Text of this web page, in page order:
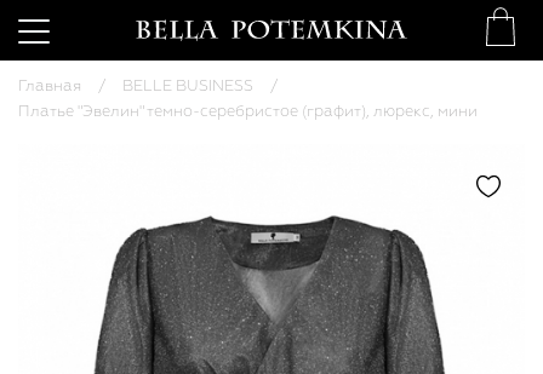
Главная
BELLE BUSINESS
Платье "Эвелин" темно-серебристое (графит), люрекс, мини